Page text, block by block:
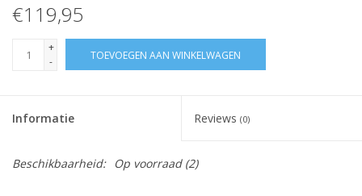
€119,95
+
-
TOEVOEGEN AAN WINKELWAGEN
Informatie Reviews (0)
Beschikbaarheid: Op voorraad(2)